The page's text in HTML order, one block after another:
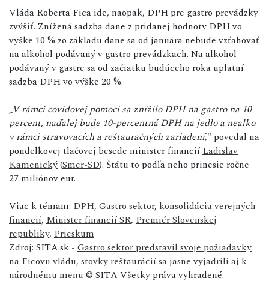
Vláda Roberta Fica ide, naopak, DPH pre gastro prevádzky
zvýšiť. Znížená sadzba dane z pridanej hodnoty DPH vo
výške 10 % zo základu dane sa od januára nebude vzťahovať
na alkohol podávaný v gastro prevádzkach. Na alkohol
podávaný v gastre sa od začiatku budúceho roka uplatní
sadzba DPH vo výške 20 %.
„V rámci covidovej pomoci sa znížilo DPH na gastro na 10
percent, naďalej bude 10-percentná DPH na jedlo a nealko
v rámci stravovacích a reštauračných zariadení," povedal na
pondelkovej tlačovej besede minister financiíLadislav
Kamenický(Smer-SD). Štátu to podľa neho prinesie ročne
27 miliónov eur.
Viac k témam: DPH, Gastro sektor, konsolidácia verejných
financií, Minister financií SR, Premiér Slovenskej
republiky, Prieskum
Zdroj: SITA.sk - Gastro sektor predstavil svoje požiadavky
na Ficovu vládu, stovky reštaurácií sa jasne vyjadrili aj k
národnému menu© SITA Všetky práva vyhradené.